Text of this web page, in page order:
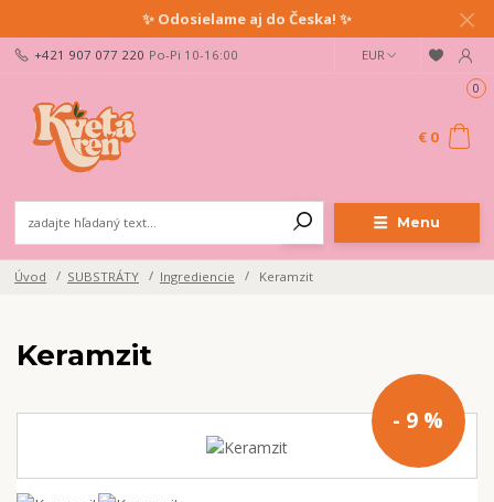
✨ Odosielame aj do Česka! ✨
Menu
EUR
+421 907 077 220 Po-Pi 10-16:00
0
€ 0
Úvod SUBSTRÁTY Ingrediencie Keramzit
Keramzit
- 9 %